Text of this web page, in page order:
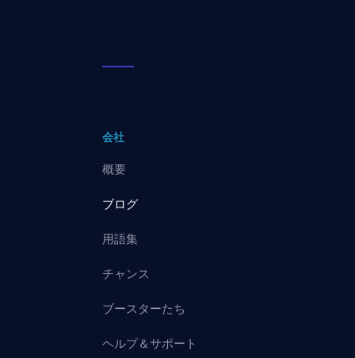
会社
概要
ブログ
用語集
チャンス
ブースターたち
ヘルプ＆サポート